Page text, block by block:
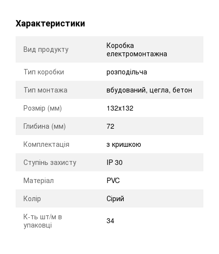
Характеристики
Вид продукту
Коробка
електромонтажна
Тип коробки
розподільча
Тип монтажа
вбудований, цегла, бетон
Розмір (мм)
132х132
Глибина (мм)
72
Комплектація
з кришкою
Ступінь захисту
IP 30
Матеріал
PVC
Колір
Сірий
К-ть шт/м в
упаковці
34